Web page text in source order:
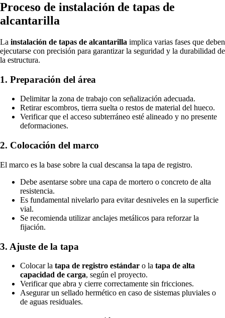
Proceso de instalación de tapas de
alcantarilla
La instalación de tapas de alcantarilla implica varias fases que deben
ejecutarse con precisión para garantizar la seguridad y la durabilidad de
la estructura.
1. Preparación del área
Delimitar la zona de trabajo con señalización adecuada.
Retirar escombros, tierra suelta o restos de material del hueco.
Verificar que el acceso subterráneo esté alineado y no presente
deformaciones.
2. Colocación del marco
El marco es la base sobre la cual descansa la tapa de registro.
Debe asentarse sobre una capa de mortero o concreto de alta
resistencia.
Es fundamental nivelarlo para evitar desniveles en la superficie
vial.
Se recomienda utilizar anclajes metálicos para reforzar la
fijación.
3. Ajuste de la tapa
Colocar la tapa de registro estándar o la tapa de alta
capacidad de carga, según el proyecto.
Verificar que abra y cierre correctamente sin fricciones.
Asegurar un sellado hermético en caso de sistemas pluviales o
de aguas residuales.